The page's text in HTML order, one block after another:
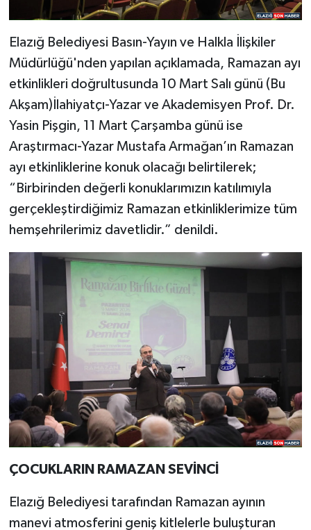
Elazığ Belediyesi Basın-Yayın ve Halkla İlişkiler
Müdürlüğü'nden yapılan açıklamada, Ramazan ayı
etkinlikleri doğrultusunda 10 Mart Salı günü (Bu
Akşam)İlahiyatçı-Yazar ve Akademisyen Prof. Dr.
Yasin Pişgin, 11 Mart Çarşamba günü ise
Araştırmacı-Yazar Mustafa Armağan’ın Ramazan
ayı etkinliklerine konuk olacağı belirtilerek;
“Birbirinden değerli konuklarımızın katılımıyla
gerçekleştirdiğimiz Ramazan etkinliklerimize tüm
hemşehrilerimiz davetlidir.” denildi.
ÇOCUKLARIN RAMAZAN SEVİNCİ
Elazığ Belediyesi tarafından Ramazan ayının
manevi atmosferini geniş kitlelerle buluşturan